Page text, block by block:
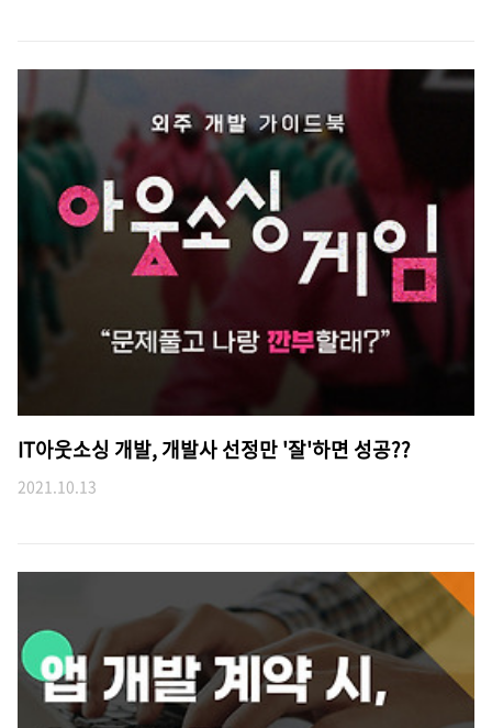
IT아웃소싱 개발, 개발사 선정만 '잘'하면 성공??
2021.10.13